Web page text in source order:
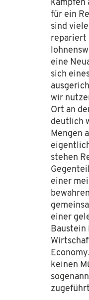
kämpfen
für ein
sind
repariert
eine
sich
wir
Ort an
deutlich
Mengen
stehen
einer
einer
Baustein
keinen